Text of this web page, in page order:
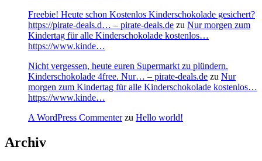
Freebie! Heute schon Kostenlos Kinderschokolade gesichert?
https://pirate-deals.d… – pirate-deals.de zu Nur morgen zum
Kindertag für alle Kinderschokolade kostenlos…
https://www.kinde…
Nicht vergessen, heute euren Supermarkt zu plündern.
Kinderschokolade 4free. Nur… – pirate-deals.de zu Nur
morgen zum Kindertag für alle Kinderschokolade kostenlos…
https://www.kinde…
A WordPress Commenterzu Hello world!
Archiv